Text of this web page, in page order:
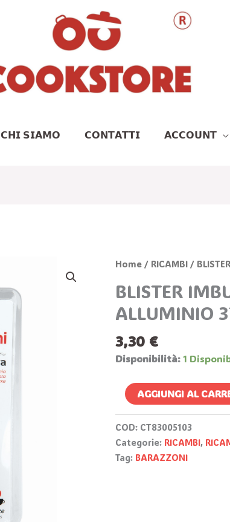
𝗖𝗛𝗜 𝗦𝗜𝗔𝗠𝗢 𝗖𝗢𝗡𝗧𝗔𝗧𝗧𝗜 𝗔𝗖𝗖𝗢𝗨𝗡𝗧
Home / RICAMBI /
BLISTER
ALLUMINIO
3,30 €
Disponibilità: 1
BLISTER
CAFF
ALLUMINIO
3TZ
Quantità
AGGIUNGI AL
COD: CT83005103
Categorie: RICAMBI,
Tag: BARAZZONI